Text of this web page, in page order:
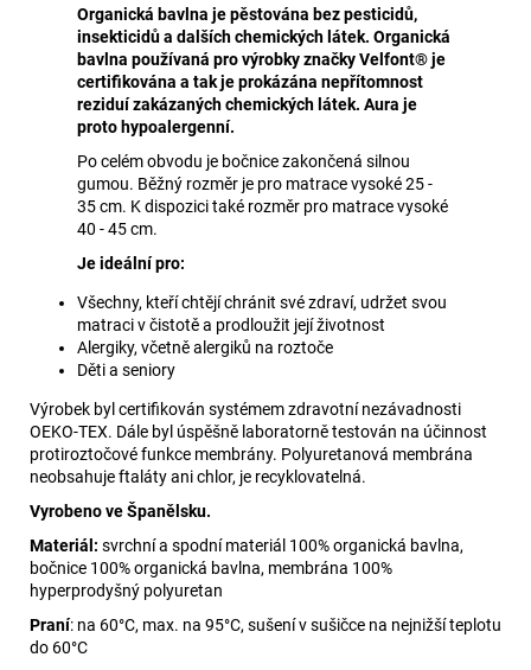
Organická bavlna je pěstována bez pesticidů,
insekticidů a dalších chemických látek. Organická
bavlna používaná pro výrobky značky Velfont® je
certifikována a tak je prokázána nepřítomnost
reziduí zakázaných chemických látek. Aura je
proto hypoalergenní.
Po celém obvodu je bočnice zakončená silnou
gumou. Běžný rozměr je pro matrace vysoké 25 -
35 cm. K dispozici také rozměr pro matrace vysoké
40 - 45 cm.
Je ideální pro:
Všechny, kteří chtějí chránit své zdraví, udržet svou
matraci v čistotě a prodloužit její životnost
Alergiky, včetně alergiků na roztoče
Děti a seniory
Výrobek byl certifikován systémem zdravotní nezávadnosti
OEKO-TEX. Dále byl úspěšně laboratorně testován na účinnost
protiroztočové funkce membrány. Polyuretanová membrána
neobsahuje ftaláty ani chlor, je recyklovatelná.
Vyrobeno ve Španělsku.
Materiál: svrchní a spodní materiál 100% organická bavlna,
bočnice 100% organická bavlna, membrána 100%
hyperprodyšný polyuretan
Praní: na 60°C, max. na 95°C, sušení v sušičce na nejnižší teplotu
do 60°C